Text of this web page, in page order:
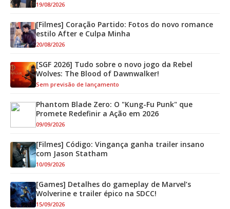
19/08/2026
[Filmes] Coração Partido: Fotos do novo romance
estilo After e Culpa Minha
20/08/2026
[SGF 2026] Tudo sobre o novo jogo da Rebel
Wolves: The Blood of Dawnwalker!
Sem previsão de lançamento
Phantom Blade Zero: O "Kung-Fu Punk" que
Promete Redefinir a Ação em 2026
09/09/2026
[Filmes] Código: Vingança ganha trailer insano
com Jason Statham
10/09/2026
[Games] Detalhes do gameplay de Marvel’s
Wolverine e trailer épico na SDCC!
15/09/2026